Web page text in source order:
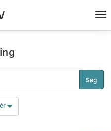
Søg